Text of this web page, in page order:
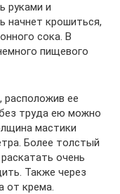
руками и
начнет крошиться,
сока. В
пищевого
расположив ее
труда ею можно
мастики
Более толстый
очень
Также через
от крема.